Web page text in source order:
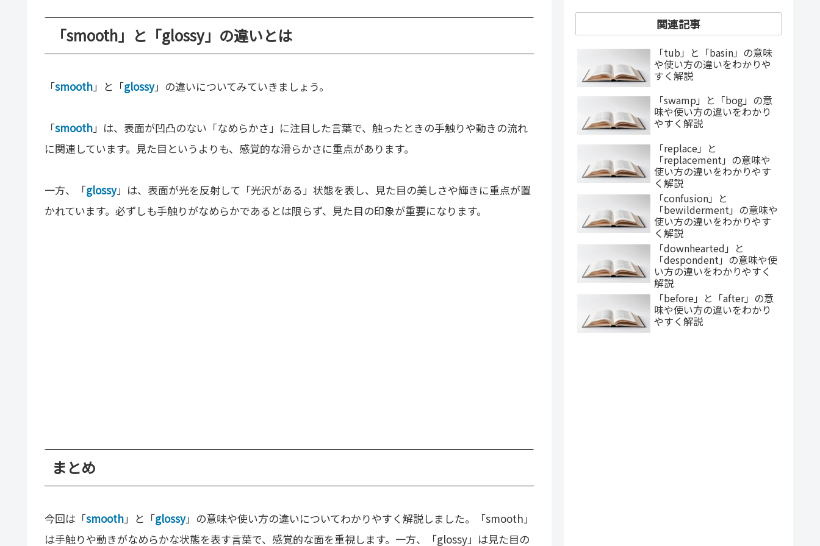
「smooth」と「glossy」の違いとは
「smooth」と「glossy」の違いについてみていきましょう。
「smooth」は、表面が凹凸のない「なめらかさ」に注目した言葉で、触ったときの手触りや動きの流れ
に関連しています。見た目というよりも、感覚的な滑らかさに重点があります。
一方、「glossy」は、表面が光を反射して「光沢がある」状態を表し、見た目の美しさや輝きに重点が置
かれています。必ずしも手触りがなめらかであるとは限らず、見た目の印象が重要になります。
まとめ
今回は「smooth」と「glossy」の意味や使い方の違いについてわかりやすく解説しました。「smooth」
は手触りや動きがなめらかな状態を表す言葉で、感覚的な面を重視します。一方、「glossy」は見た目の
関連記事
「tub」と「basin」の意味
や使い方の違いをわかりや
すく解説
「swamp」と「bog」の意
味や使い方の違いをわかり
やすく解説
「replace」と
「replacement」の意味や
使い方の違いをわかりやす
く解説
「confusion」と
「bewilderment」の意味や
使い方の違いをわかりやす
く解説
「downhearted」と
「despondent」の意味や使
い方の違いをわかりやすく
解説
「before」と「after」の意
味や使い方の違いをわかり
やすく解説